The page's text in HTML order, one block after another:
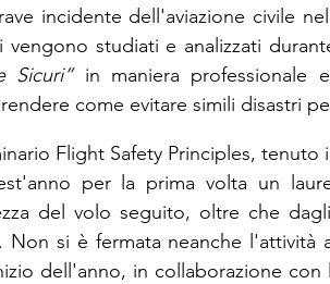
incidente dell'aviazione civile
vengono studiati e analizzati
Sicuri” in maniera professionale
come evitare simili disastri
Flight Safety Principles,
per la prima volta un
del volo seguito, oltre che
Non si è fermata neanche
dell'anno, in collaborazione